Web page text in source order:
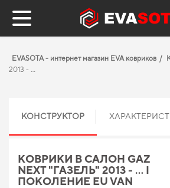
EVASOTA - интернет магазин EVA ковриков
2013 - …
КОНСТРУКТОР
КОВРИКИ В САЛОН GAZ
NEXT "ГАЗЕЛЬ" 2013 - … I
ПОКОЛЕНИЕ EU VAN